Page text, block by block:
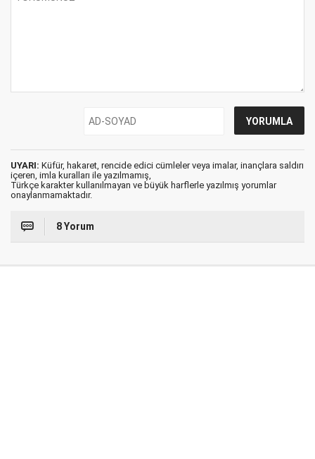
UYARI: Küfür, hakaret, rencide edici cümleler veya imalar, inançlara saldırı
içeren, imla kuralları ile yazılmamış,
Türkçe karakter kullanılmayan ve büyük harflerle yazılmış yorumlar
onaylanmamaktadır.
8 Yorum